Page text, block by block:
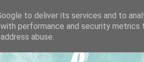
to deliver its services and to
performance and security
abuse.